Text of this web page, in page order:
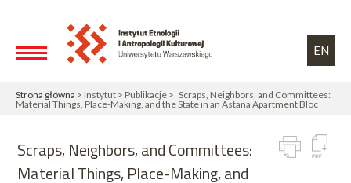
EN
Strona główna > Instytut > Publikacje > Scraps, Neighbors, and Committees:
Material Things, Place-Making, and the State in an Astana Apartment Bloc
Scraps, Neighbors, and Committees:
Material Things, Place-Making, and